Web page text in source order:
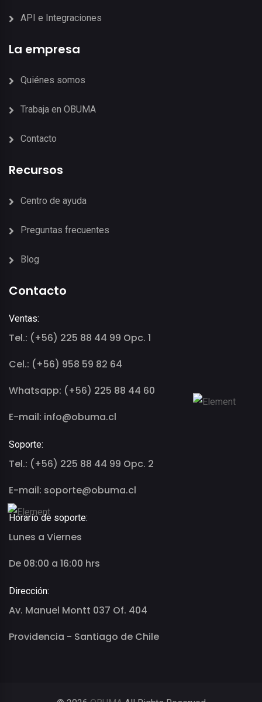
API e Integraciones
La empresa
Quiénes somos
Trabaja en OBUMA
Contacto
Recursos
Centro de ayuda
Preguntas frecuentes
Blog
Contacto
Ventas:
Tel.: (+56) 225 88 44 99 Opc. 1
Cel.: (+56) 958 59 82 64
Whatsapp: (+56) 225 88 44 60
E-mail: info@obuma.cl
Soporte:
Tel.: (+56) 225 88 44 99 Opc. 2
E-mail: soporte@obuma.cl
Horario de soporte:
Lunes a Viernes
De 08:00 a 16:00 hrs
Dirección:
Av. Manuel Montt 037 Of. 404
Providencia - Santiago de Chile